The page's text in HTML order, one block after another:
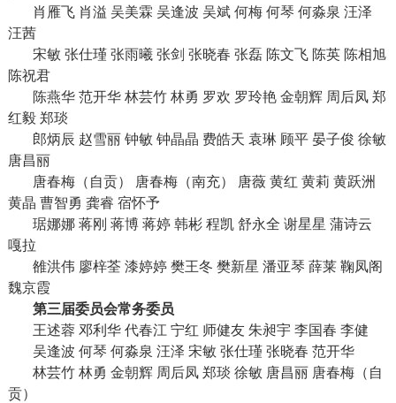
肖雁飞 肖溢 吴美霖 吴逢波 吴斌 何梅 何琴 何淼泉 汪泽
汪茜
宋敏 张仕瑾 张雨曦 张剑 张晓春 张磊 陈文飞 陈英 陈相旭
陈祝君
陈燕华 范开华 林芸竹 林勇 罗欢 罗玲艳 金朝辉 周后凤 郑
红毅 郑琰
郎炳辰 赵雪丽 钟敏 钟晶晶 费皓天 袁琳 顾平 晏子俊 徐敏
唐昌丽
唐春梅（自贡） 唐春梅（南充） 唐薇 黄红 黄莉 黄跃洲
黄晶 曹智勇 龚睿 宿怀予
琚娜娜 蒋刚 蒋博 蒋婷 韩彬 程凯 舒永全 谢星星 蒲诗云
嘎拉
雒洪伟 廖梓荃 漆婷婷 樊王冬 樊新星 潘亚琴 薛莱 鞠凤阁
魏京霞
第三届委员会常务委员
王述蓉 邓利华 代春江 宁红 师健友 朱昶宇 李国春 李健
吴逢波 何琴 何淼泉 汪泽 宋敏 张仕瑾 张晓春 范开华
林芸竹 林勇 金朝辉 周后凤 郑琰 徐敏 唐昌丽 唐春梅（自
贡）